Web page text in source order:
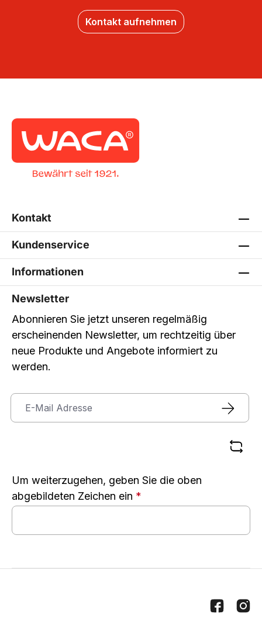
Kontakt aufnehmen
Kontakt
Kundenservice
Informationen
Newsletter
Abonnieren Sie jetzt unseren regelmäßig
erscheinenden Newsletter, um rechtzeitig über
neue Produkte und Angebote informiert zu
werden.
Um weiterzugehen, geben Sie die oben
abgebildeten Zeichen ein *